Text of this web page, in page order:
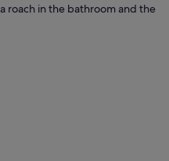
por
roach in the bathroom and the